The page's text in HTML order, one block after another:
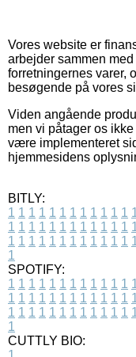
Vores website er
arbejder sammen
forretningernes varer,
besøgende på vores
Viden angående
men vi påtager os
være implementeret
hjemmesidens
BITLY:
1 1 1 1 1 1 1 1 1 1 1 1
1 1 1 1 1 1 1 1 1 1 1 1
1 1 1 1 1 1 1 1 1 1 1 1
1
SPOTIFY:
1 1 1 1 1 1 1 1 1 1 1 1
1 1 1 1 1 1 1 1 1 1 1 1
1 1 1 1 1 1 1 1 1 1 1 1
1
CUTTLY BIO: